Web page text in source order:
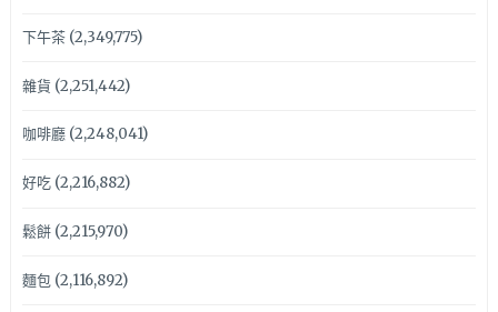
下午茶(2,349,775)
雜貨 (2,251,442)
咖啡廳(2,248,041)
好吃(2,216,882)
鬆餅(2,215,970)
麵包(2,116,892)